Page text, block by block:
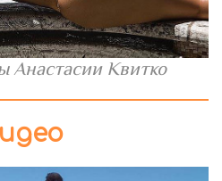
Анастасии Квитко